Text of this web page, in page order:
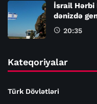
İsrail Hərbi
dənizdə
20:35
Kateqoriyalar
Türk Dövlətləri